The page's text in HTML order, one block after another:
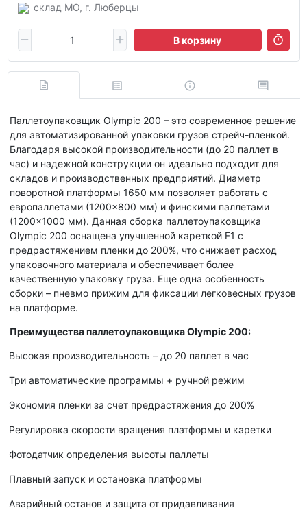
склад МО, г. Люберцы
В корзину
Паллетоупаковщик Olympic 200 – это современное решение
для автоматизированной упаковки грузов стрейч-пленкой.
Благодаря высокой производительности (до 20 паллет в
час) и надежной конструкции он идеально подходит для
складов и производственных предприятий. Диаметр
поворотной платформы 1650 мм позволяет работать с
европаллетами (1200×800 мм) и финскими паллетами
(1200×1000 мм). Данная сборка паллетоупаковщика
Olympic 200 оснащена улучшенной кареткой F1 с
предрастяжением пленки до 200%, что снижает расход
упаковочного материала и обеспечивает более
качественную упаковку груза. Еще одна особенность
сборки – пневмо прижим для фиксации легковесных грузов
на платформе.
Преимущества паллетоупаковщика Olympic 200:
Высокая производительность – до 20 паллет в час
Три автоматические программы + ручной режим
Экономия пленки за счет предрастяжения до 200%
Регулировка скорости вращения платформы и каретки
Фотодатчик определения высоты паллеты
Плавный запуск и остановка платформы
Аварийный останов и защита от придавливания